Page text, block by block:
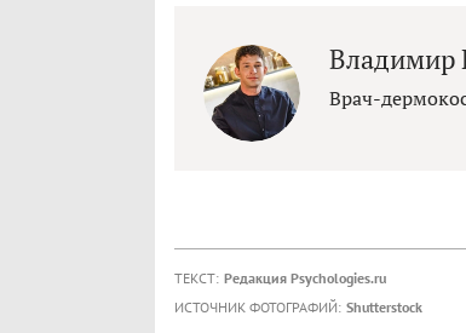
Владимир
Врач-
ТЕКСТ: Редакция Psychologies.ru
ИСТОЧНИК ФОТОГРАФИЙ: Shutterstock